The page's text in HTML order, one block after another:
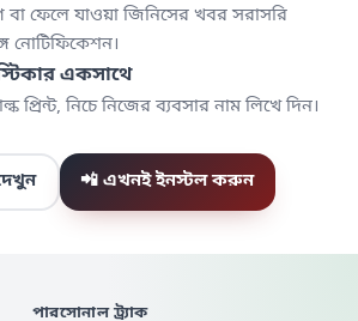
বা ফেলে যাওয়া জিনিসের খবর সরাসরি
নোটিফিকেশন।
একসাথে
প্রিন্ট, নিচে নিজের ব্যবসার নাম লিখে দিন।
📲 এখনই ইনস্টল করুন
পারসোনাল ট্র্যাক